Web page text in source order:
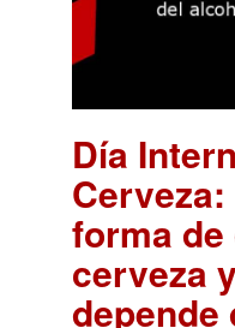
Día
forma
cerveza
depende